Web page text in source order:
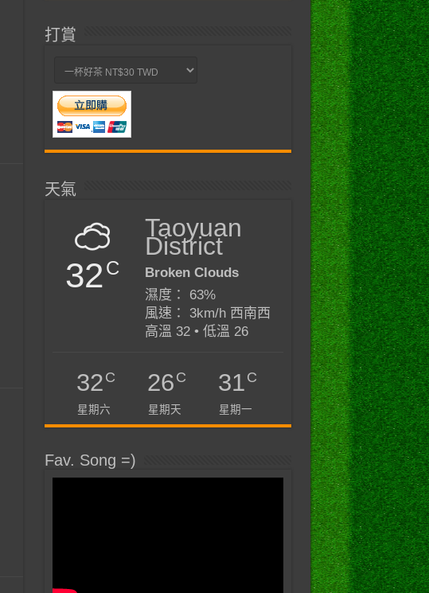
打賞
天氣
32C
Taoyuan
District
Broken Clouds
濕度： 63%
風速： 3km/h 西南西
高溫 32 • 低溫 26
32C
星期六
26C
星期天
31C
星期一
Fav. Song =)